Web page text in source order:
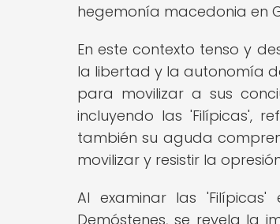
hegemonía macedonia en
En este contexto tenso y
la libertad y la autonomía
para movilizar a sus
incluyendo las 'Filípicas',
también su aguda
movilizar y resistir la
Al examinar las
Demóstenes, se revela la